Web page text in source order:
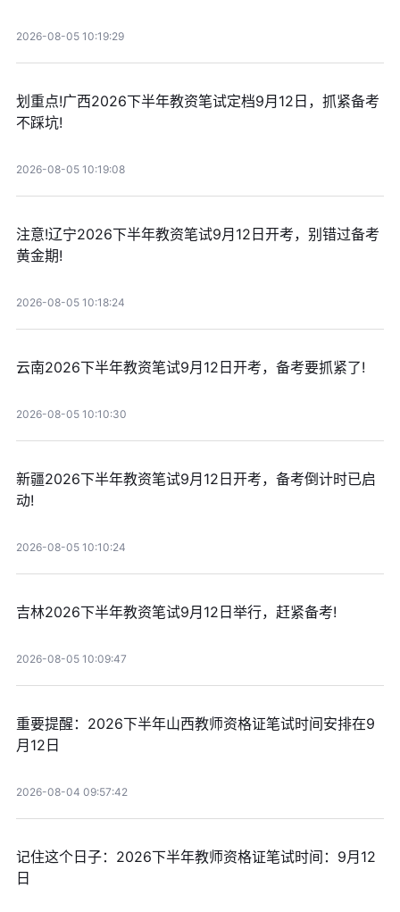
2026-08-05 10:19:29
划重点!广西2026下半年教资笔试定档9月12日，抓紧备考
不踩坑!
2026-08-05 10:19:08
注意!辽宁2026下半年教资笔试9月12日开考，别错过备考
黄金期!
2026-08-05 10:18:24
云南2026下半年教资笔试9月12日开考，备考要抓紧了!
2026-08-05 10:10:30
新疆2026下半年教资笔试9月12日开考，备考倒计时已启
动!
2026-08-05 10:10:24
吉林2026下半年教资笔试9月12日举行，赶紧备考!
2026-08-05 10:09:47
重要提醒：2026下半年山西教师资格证笔试时间安排在9
月12日
2026-08-04 09:57:42
记住这个日子：2026下半年教师资格证笔试时间：9月12
日